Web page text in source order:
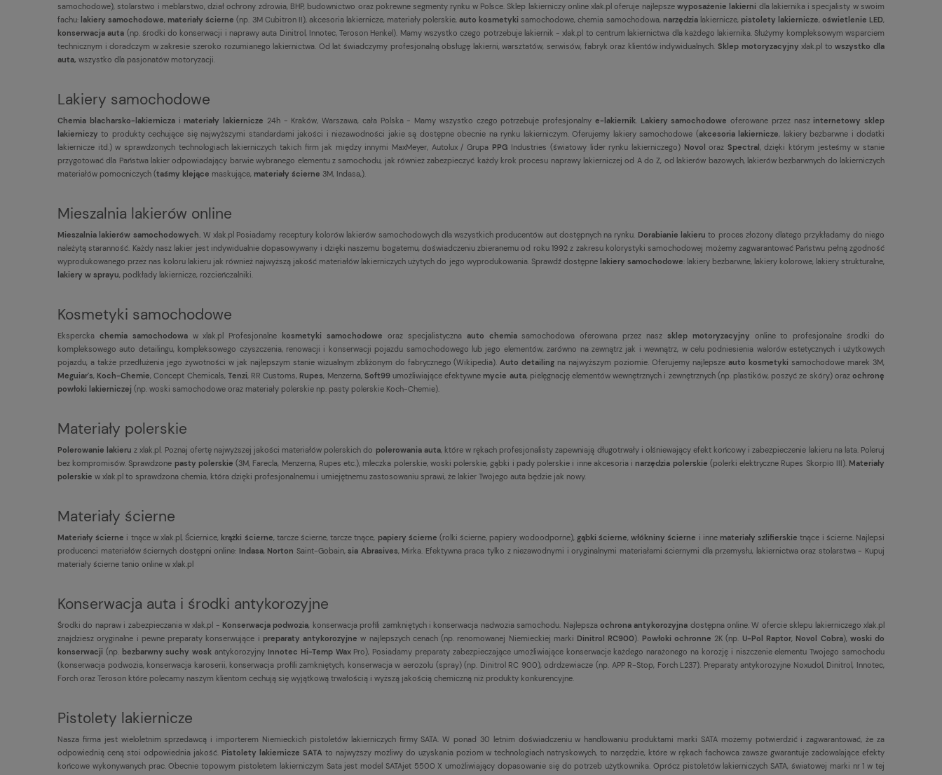
samochodowe), stolarstwo i meblarstwo, dział ochrony zdrowia, BHP, budownictwo oraz pokrewne segmenty rynku w Polsce. Sklep lakierniczy online xlak.pl oferuje najlepsze wyposażenie lakierni dla lakiernika i specjalisty w swoim
fachu:lakiery samochodowe ,materiały ścierne(np. 3M Cubitron II), akcesoria lakiernicze, materiały polerskie,auto kosmetyki samochodowe, chemia samochodowa, narzędzialakiernicze, pistolety lakiernicze oświetlenie LED
konserwacja auta (np. środki do konserwacji i naprawy auta Dinitrol, Innotec, Teroson Henkel). Mamy wszystko czego potrzebuje lakiernik - xlak.pl to centrum lakiernictwa dla każdego lakiernika. Służymy kompleksowym wsparciem
technicznym i doradczym w zakresie szeroko rozumianego lakiernictwa. Od lat świadczymy profesjonalną obsługę lakierni, warsztatów, serwisów, fabryk oraz klientów indywidualnych. Sklep motoryzacyjny xlak.pl towszystko dla
auta, wszystko dla pasjonatów motoryzacji.
Lakiery samochodowe
Chemia blacharsko-lakierniczaimateriały lakiernicze 24h - Kraków, Warszawa, cała Polska - Mamy wszystko czego potrzebuje profesjonalny e-lakiernik. Lakiery samochodowe oferowane przez nasz internetowy sklep
lakierniczy to produkty cechujące się najwyższymi standardami jakości i niezawodności jakie są dostępne obecnie na rynku lakierniczym. Oferujemy lakiery samochodowe (akcesoria lakiernicze , lakiery bezbarwne i dodatki
lakiernicze itd.) w sprawdzonych technologiach lakierniczych takich firm jak między innymi MaxMeyer, Autolux / Grupa PPG Industries (światowy lider rynku lakierniczego) Novol oraz Spectral , dzięki którym jesteśmy w stanie
przygotować dla Państwa lakier odpowiadający barwie wybranego elementu z samochodu, jak również zabezpieczyć każdy krok procesu naprawy lakierniczej od A do Z, od lakierów bazowych, lakierów bezbarwnych do lakierniczych
materiałów pomocniczych (taśmy klejące maskujące, materiały ścierne 3M, Indasa,).
Mieszalnia lakierów online
Mieszalnia lakierów samochodowych. W xlak.pl Posiadamy receptury kolorów lakierów samochodowych dla wszystkich producentów aut dostępnych na rynku. Dorabianie lakieru to proces złożony dlatego przykładamy do niego
należytą staranność. Każdy nasz lakier jest indywidualnie dopasowywany i dzięki naszemu bogatemu, doświadczeniu zbieranemu od roku 1992 z zakresu kolorystyki samochodowej możemy zagwarantować Państwu pełną zgodność
wyprodukowanego przez nas koloru lakieru jak również najwyższą jakość materiałów lakierniczych użytych do jego wyprodukowania. Sprawdź dostępne lakiery samochodowe: lakiery bezbarwne, lakiery kolorowe, lakiery strukturalne,
lakiery w sprayu , podkłady lakiernicze, rozcieńczalniki.
Kosmetyki samochodowe
Ekspercka chemia samochodowaw xlak.pl Profesjonalnekosmetyki samochodowe oraz specjalistyczna auto chemiasamochodowa oferowana przez nasz sklep motoryzacyjny online to profesjonalne środki do
kompleksowego auto detailingu, kompleksowego czyszczenia, renowacji i konserwacji pojazdu samochodowego lub jego elementów, zarówno na zewnątrz jak i wewnątrz, w celu podniesienia walorów estetycznych i użytkowych
pojazdu, a także przedłużenia jego żywotności w jak najlepszym stanie wizualnym zbliżonym do fabrycznego (Wikipedia). Auto detailing na najwyższym poziomie. Oferujemy najlepsze auto kosmetykisamochodowe marek 3M,
Meguiar's Koch-Chemie , Concept Chemicals, Tenzi , RR Customs, Rupes , Menzerna, Soft99umożliwiające efektywnemycie auta, pielęgnację elementów wewnętrznych i zewnętrznych (np. plastików, poszyć ze skóry) orazochronę
powłoki lakierniczej (np. woski samochodowe oraz materiały polerskie np. pasty polerskie Koch-Chemie).
Materiały polerskie
Polerowanie lakieru z xlak.pl. Poznaj ofertę najwyższej jakości materiałów polerskich do polerowania auta, które w rękach profesjonalisty zapewniają długotrwały i olśniewający efekt końcowy i zabezpieczenie lakieru na lata. Poleruj
bez kompromisów. Sprawdzone pasty polerskie(3M, Farecla, Menzerna, Rupes etc.), mleczka polerskie, woski polerskie, gąbki i pady polerskie i inne akcesoria inarzędzia polerskie (polerki elektryczne Rupes Skorpio III). Materiały
polerskie w xlak.pl to sprawdzona chemia, która dzięki profesjonalnemu i umiejętnemu zastosowaniu sprawi, że lakier Twojego auta będzie jak nowy.
Materiały ścierne
Materiały ścierne i tnące w xlak.pl, Ściernice,krążki ścierne , tarcze ścierne, tarcze tnące, papiery ścierne (rolki ścierne, papiery wodoodporne), gąbki ścierne ,włókniny ścierne i innemateriały szlifierskie tnące i ścierne. Najlepsi
producenci materiałów ściernych dostępni online: Indasa, Norton Saint-Gobain,sia Abrasives , Mirka. Efektywna praca tylko z niezawodnymi i oryginalnymi materiałami ściernymi dla przemysłu, lakiernictwa oraz stolarstwa - Kupuj
materiały ścierne tanio online w xlak.pl
Konserwacja auta i środki antykorozyjne
Środki do napraw i zabezpieczania w xlak.pl - Konserwacja podwozia , konserwacja profili zamkniętych i konserwacja nadwozia samochodu. Najlepsza ochrona antykorozyjna dostępna online. W ofercie sklepu lakierniczego xlak.pl
znajdziesz oryginalne i pewne preparaty konserwujące i preparaty antykorozyjne w najlepszych cenach (np. renomowanej Niemieckiej marki Dinitrol RC900). Powłoki ochronne 2K (np. U-Pol Raptor Novol Cobra), woski do
konserwacji (np. bezbarwny suchy woskantykorozyjny Innotec Hi-Temp WaxPro), Posiadamy preparaty zabezpieczające umożliwiające konserwacje każdego narażonego na korozję i niszczenie elementu Twojego samochodu
(konserwacja podwozia, konserwacja karoserii, konserwacja profili zamkniętych, konserwacja w aerozolu (spray) (np. Dinitrol RC 900), odrdzewiacze (np. APP R-Stop, Forch L237). Preparaty antykorozyjne Noxudol, Dinitrol, Innotec,
Forch oraz Teroson które polecamy naszym klientom cechują się wyjątkową trwałością i wyższą jakością chemiczną niż produkty konkurencyjne.
Pistolety lakiernicze
Nasza firma jestwieloletnim sprzedawcą i importerem Niemieckich pistoletów lakierniczych firmy SATA. W ponad 30 letnim doświadczeniu w handlowaniu produktami marki SATA możemy potwierdzić i zagwarantować, że za
odpowiednią ceną stoi odpowiednia jakość. Pistolety lakiernicze SATA to najwyższy możliwy do uzyskania poziom w technologiach natryskowych, to narzędzie, które w rękach fachowca zawsze gwarantuje zadowalające efekty
końcowe wykonywanych prac. Obecnie topowym pistoletem lakierniczym Sata jest model SATAjet 5500 X umożliwiający dopasowanie się do potrzeb użytkownika. Oprócz pistoletów lakierniczych SATA, światowej marki nr 1 w tej